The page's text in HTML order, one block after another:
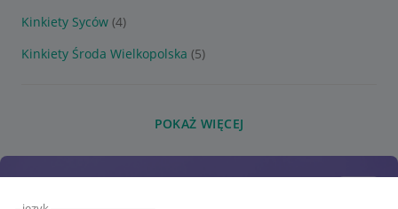
Kinkiety Syców (4)
Kinkiety Środa Wielkopolska (5)
POKAŻ WIĘCEJ